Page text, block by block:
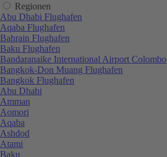
Regionen
Abu Dhabi Flughafen
Aqaba Flughafen
Bahrain Flughafen
Baku Flughafen
Bandaranaike International Airport Colombo
Bangkok-Don Muang Flughafen
Bangkok Flughafen
Abu Dhabi
Amman
Aomori
Aqaba
Ashdod
Atami
Baku